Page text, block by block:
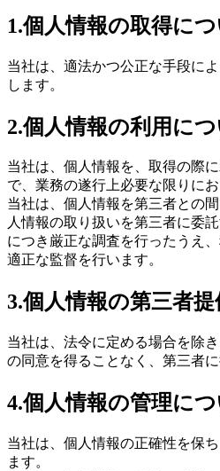
1.個人情報の取得に
当社は、適法かつ公正な手段に
します。
2.個人情報の利用に
当社は、個人情報を、取得の際
で、業務の遂行上必要な限りにお
当社は、個人情報を第三者との
人情報の取り扱いを第三者に委
につき厳正な調査を行ったうえ
適正な監督を行います。
3.個人情報の第三者
当社は、法令に定める場合を除
の同意を得ることなく、第三者に
4.個人情報の管理に
当社は、個人情報の正確性を保
ます。